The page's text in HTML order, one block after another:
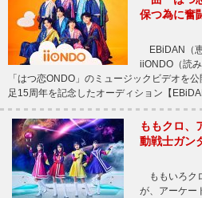
保つ為に奮
EBiDAN（
iiONDO（読
「はつ恋ONDO」のミュージックビデオ
足15周年を記念したオーディション【
ももクロ、
動戦士ガン
ももいろク
が、アーケー